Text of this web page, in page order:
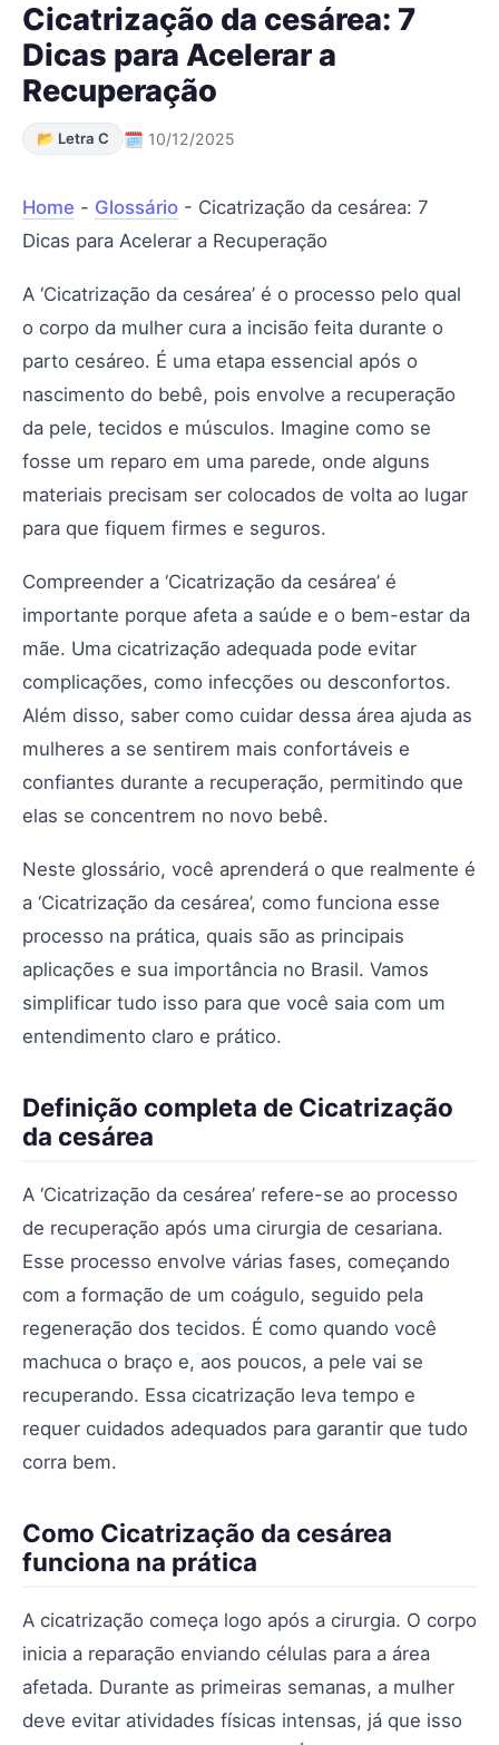
Cicatrização da cesárea: 7
Dicas para Acelerar a
Recuperação
📂 Letra C 🗓 10/12/2025
Home - Glossário - Cicatrização da cesárea: 7
Dicas para Acelerar a Recuperação
A ‘Cicatrização da cesárea’ é o processo pelo qual
o corpo da mulher cura a incisão feita durante o
parto cesáreo. É uma etapa essencial após o
nascimento do bebê, pois envolve a recuperação
da pele, tecidos e músculos. Imagine como se
fosse um reparo em uma parede, onde alguns
materiais precisam ser colocados de volta ao lugar
para que fiquem firmes e seguros.
Compreender a ‘Cicatrização da cesárea’ é
importante porque afeta a saúde e o bem-estar da
mãe. Uma cicatrização adequada pode evitar
complicações, como infecções ou desconfortos.
Além disso, saber como cuidar dessa área ajuda as
mulheres a se sentirem mais confortáveis e
confiantes durante a recuperação, permitindo que
elas se concentrem no novo bebê.
Neste glossário, você aprenderá o que realmente é
a ‘Cicatrização da cesárea’, como funciona esse
processo na prática, quais são as principais
aplicações e sua importância no Brasil. Vamos
simplificar tudo isso para que você saia com um
entendimento claro e prático.
Definição completa de Cicatrização
da cesárea
A ‘Cicatrização da cesárea’ refere-se ao processo
de recuperação após uma cirurgia de cesariana.
Esse processo envolve várias fases, começando
com a formação de um coágulo, seguido pela
regeneração dos tecidos. É como quando você
machuca o braço e, aos poucos, a pele vai se
recuperando. Essa cicatrização leva tempo e
requer cuidados adequados para garantir que tudo
corra bem.
Como Cicatrização da cesárea
funciona na prática
A cicatrização começa logo após a cirurgia. O corpo
inicia a reparação enviando células para a área
afetada. Durante as primeiras semanas, a mulher
deve evitar atividades físicas intensas, já que isso